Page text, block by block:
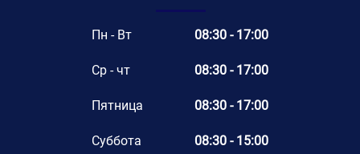
Пн - Вт 08:30 - 17:00
Ср - чт 08:30 - 17:00
Пятница 08:30 - 17:00
Суббота 08:30 - 15:00